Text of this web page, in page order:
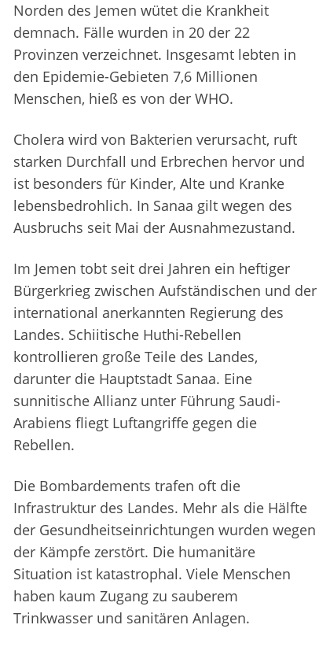
Norden des Jemen wütet die Krankheit
demnach. Fälle wurden in 20 der 22
Provinzen verzeichnet. Insgesamt lebten in
den Epidemie-Gebieten 7,6 Millionen
Menschen, hieß es von der WHO.
Cholera wird von Bakterien verursacht, ruft
starken Durchfall und Erbrechen hervor und
ist besonders für Kinder, Alte und Kranke
lebensbedrohlich. In Sanaa gilt wegen des
Ausbruchs seit Mai der Ausnahmezustand.
Im Jemen tobt seit drei Jahren ein heftiger
Bürgerkrieg zwischen Aufständischen und der
international anerkannten Regierung des
Landes. Schiitische Huthi-Rebellen
kontrollieren große Teile des Landes,
darunter die Hauptstadt Sanaa. Eine
sunnitische Allianz unter Führung Saudi-
Arabiens fliegt Luftangriffe gegen die
Rebellen.
Die Bombardements trafen oft die
Infrastruktur des Landes. Mehr als die Hälfte
der Gesundheitseinrichtungen wurden wegen
der Kämpfe zerstört. Die humanitäre
Situation ist katastrophal. Viele Menschen
haben kaum Zugang zu sauberem
Trinkwasser und sanitären Anlagen.